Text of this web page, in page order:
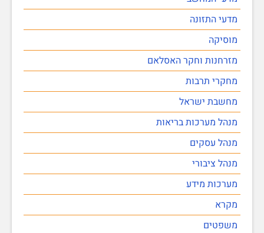
מדעי התזונה
מוסיקה
מזרחנות וחקר האסלאם
מחקרי תרבות
מחשבת ישראל
מנהל מערכות בריאות
מנהל עסקים
מנהל ציבורי
מערכות מידע
מקרא
משפטים